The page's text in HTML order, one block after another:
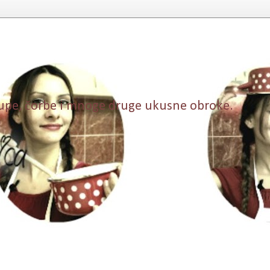
čorbe i mnoge druge ukusne obroke.